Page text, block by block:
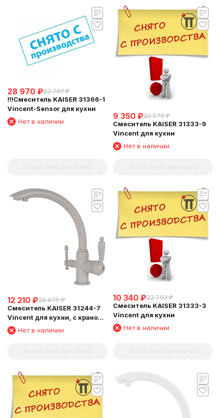
28 970 ₽63 740 ₽
!!!Смеситель KAISER 31366-1
Vincent-Sensor для кухни
Нет в наличии
9 350 ₽20 570 ₽
Смеситель KAISER 31333-9
Vincent для кухни
Нет в наличии
12 210 ₽26 870 ₽
Смеситель KAISER 31244-7
Vincent для кухни, с краном
для питьевой воды,
бежевый мрамор
Нет в наличии
10 340 ₽22 750 ₽
Смеситель KAISER 31333-3
Vincent для кухни
Нет в наличии